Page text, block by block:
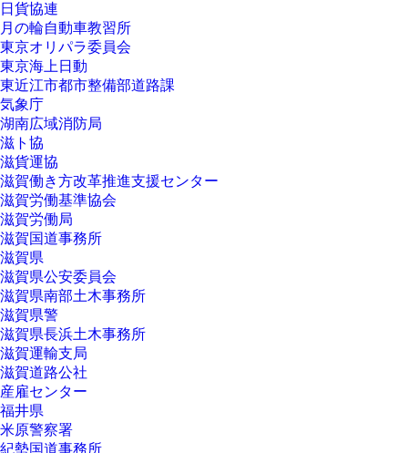
日貨協連
月の輪自動車教習所
東京オリパラ委員会
東京海上日動
東近江市都市整備部道路課
気象庁
湖南広域消防局
滋ト協
滋貨運協
滋賀働き方改革推進支援センター
滋賀労働基準協会
滋賀労働局
滋賀国道事務所
滋賀県
滋賀県公安委員会
滋賀県南部土木事務所
滋賀県警
滋賀県長浜土木事務所
滋賀運輸支局
滋賀道路公社
産雇センター
福井県
米原警察署
紀勢国道事務所